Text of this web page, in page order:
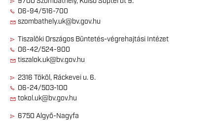
06-94/516-700
szombathely.uk@bv.gov.hu
Tiszalöki Országos Büntetés-végrehajtási Intézet
06-42/524-900
tiszalok.uk@bv.gov.hu
2316 Tököl, Ráckevei u. 6.
06-24/503-100
tokol.uk@bv.gov.hu
6750 Algyő-Nagyfa